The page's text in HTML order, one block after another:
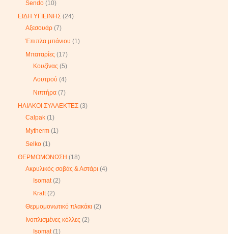
Sendo 10
ΕΙΔΗ ΥΓΙΕΙΝΗΣ 24
Αξεσουάρ 7
Έπιπλα μπάνιου
1
Μπαταρίες
17
Κουζίνας 5
Λουτρού 4
Νιπτήρα 7
ΗΛΙΑΚΟΙ ΣΥΛΛΕΚΤΕΣ 3
Calpak 1
Mytherm 1
Selko 1
ΘΕΡΜΟΜΟΝΩΣΗ
18
Ακρυλικός σοβάς & Αστάρι 4
Isomat 2
Kraft 2
Θερμομονωτικό πλακάκι 2
Ινοπλισμένες κόλλες 2
Isomat 1